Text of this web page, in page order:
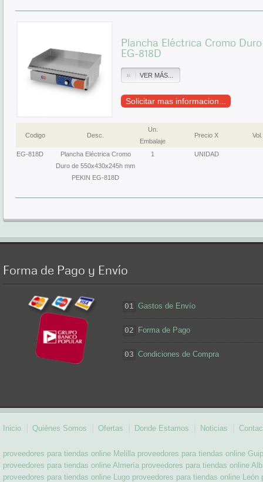
Plancha Eléctrica Cromo
EG-818D
VER MÁS...
Solicitar mas informacion...
Codigo Desc.
Un.
Embalaje
Precio X Vol.
EG-818D
Plancha Eléctrica Cromo
Duro de 550x430x245h mm
PEKIN EG-818D
1 UNIDAD
Forma de Pago y Envío
01 Gastos de Envío
02 Forma de Pago
03 Condiciones de Compra
Inicio Quiénes Somos Ofertas Donde Estamos Noticias
proveedores para tiendas online Melilla proveedores para tiendas online
proveedores para tiendas online Almería proveedores para tiendas online
proveedores para tiendas online Lugo proveedores para tiendas online León